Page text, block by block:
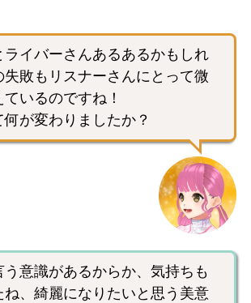
ライバーさんあるあるかもしれ
失敗もリスナーさんにとって微
いるのですね！
が変わりましたか？
意識があるからか、気持ちも
ね、綺麗になりたいと思う美意